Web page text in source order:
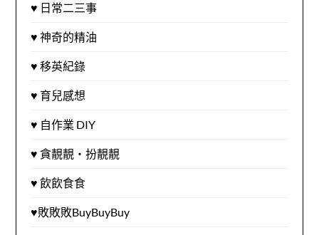
♥ 日常二三事
♥ 神奇的精油
♥ 移英紀錄
♥ 育兒感想
♥ 自作業 DIY
♥ 貪靚靚‧扮靚靚
♥ 飲飲食食
♥敗敗敗BuyBuyBuy